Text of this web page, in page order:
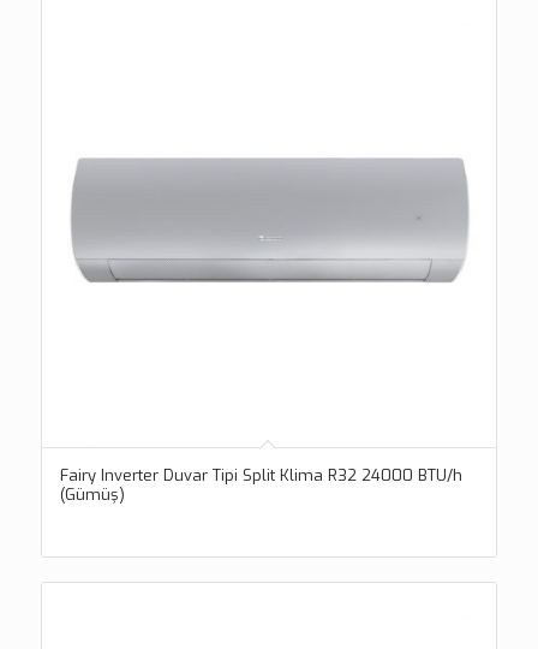
Fairy Inverter Duvar Tipi Split Klima R32 24000 BTU/h
(Gümüş)